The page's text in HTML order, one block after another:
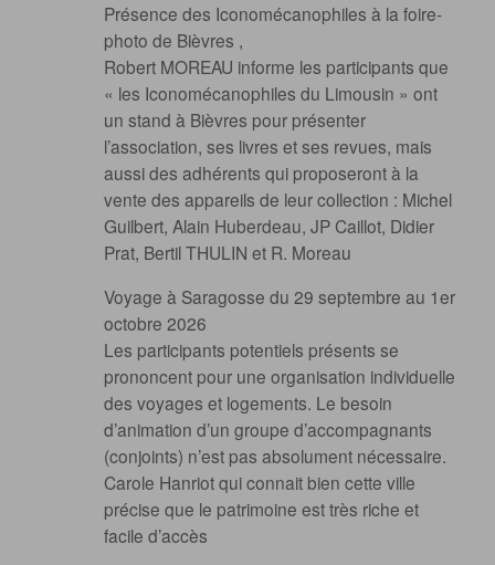
Présence des Iconomécanophiles à la foire-
photo de Bièvres ,
Robert MOREAU informe les participants que
« les Iconomécanophiles du Limousin » ont
un stand à Bièvres pour présenter
l’association, ses livres et ses revues, mais
aussi des adhérents qui proposeront à la
vente des appareils de leur collection : Michel
Guilbert, Alain Huberdeau, JP Caillot, Didier
Prat, Bertil THULIN et R. Moreau
Voyage à Saragosse du 29 septembre au 1er
octobre 2026
Les participants potentiels présents se
prononcent pour une organisation individuelle
des voyages et logements. Le besoin
d’animation d’un groupe d’accompagnants
(conjoints) n’est pas absolument nécessaire.
Carole Hanriot qui connait bien cette ville
précise que le patrimoine est très riche et
facile d’accès